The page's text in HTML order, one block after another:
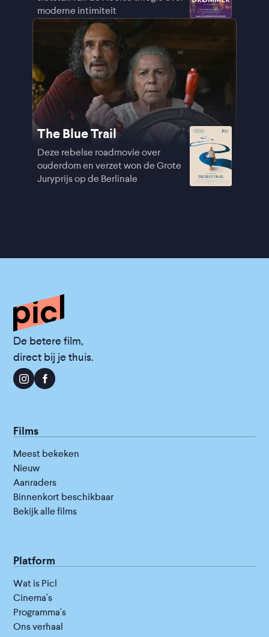
moderne intimiteit
The Blue Trail
Deze rebelse roadmovie over
ouderdom en verzet won de Grote
Juryprijs op de Berlinale
De betere film,
direct bij je thuis.
Films
Meest bekeken
Nieuw
Aanraders
Binnenkort beschikbaar
Bekijk alle films
Platform
Wat is Picl
Cinema's
Programma's
Ons verhaal